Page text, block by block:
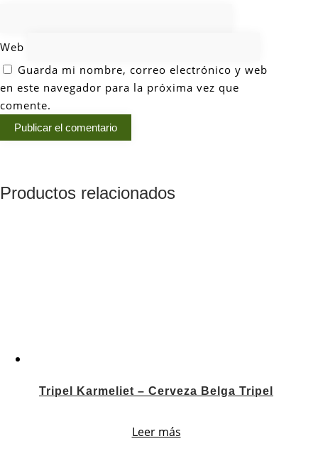
Web
Guarda mi nombre, correo electrónico y web
en este navegador para la próxima vez que
comente.
Productos relacionados
Tripel Karmeliet – Cerveza Belga Tripel
Leer más